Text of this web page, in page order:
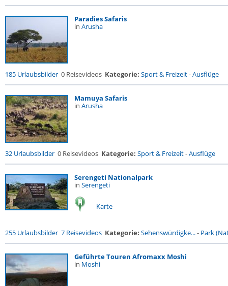
Paradies Safaris
in Arusha
185 Urlaubsbilder 0 Reisevideos Kategorie: Sport & Freizeit-Ausflüge
Mamuya Safaris
in Arusha
32 Urlaubsbilder 0 Reisevideos Kategorie: Sport & Freizeit-Ausflüge
Serengeti Nationalpark
in Serengeti
Karte
255 Urlaubsbilder 7 Reisevideos Kategorie: Sehenswürdigke...- Park
Geführte Touren Afromaxx Moshi
in Moshi